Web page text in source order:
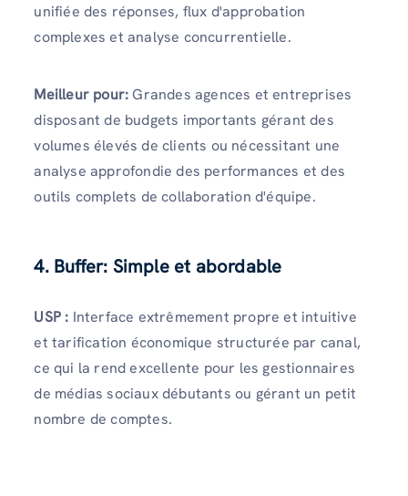
unifiée des réponses, flux d'approbation
complexes et analyse concurrentielle.
Meilleur pour:Grandes agences et entreprises
disposant de budgets importants gérant des
volumes élevés de clients ou nécessitant une
analyse approfondie des performances et des
outils complets de collaboration d'équipe.
4. Buffer: Simple et abordable
USP : Interface extrêmement propre et intuitive
et tarification économique structurée par canal,
ce qui la rend excellente pour les gestionnaires
de médias sociaux débutants ou gérant un petit
nombre de comptes.